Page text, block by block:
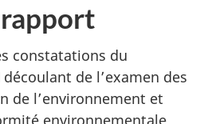
constatations du
de l’examen des
de l’environnement et
environnementale